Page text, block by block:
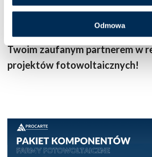
Odmowa
Zapraszamy do współpracy z
Twoim zaufanym partnerem w
projektów fotowoltaicznych!